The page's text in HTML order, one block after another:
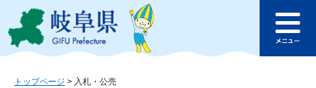
ジ
ュ
このページの本文へ
ュ
トップページ > 入札・公売